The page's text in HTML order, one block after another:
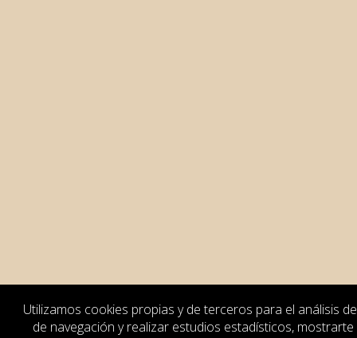
Utilizamos cookies propias y de terceros para el análisis
de navegación y realizar estudios estadísticos, mostrarte